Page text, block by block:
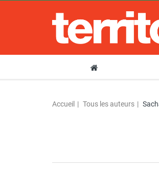
Accueil Tous les auteurs